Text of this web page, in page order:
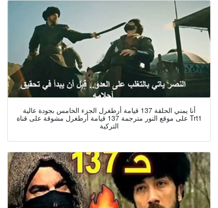
أنا يمني الحلقة 137 قيامة أرطغرل الجزء الخامس بجودة عالية
على موقع النور مترجمة 137 قيامة أرطغرل مشوقة على قناة Trt1
التركية